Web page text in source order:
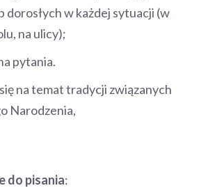
dorosłych w każdej sytuacji (w
na ulicy);
pytania.
na temat tradycji związanych
Narodzenia,
do pisania: